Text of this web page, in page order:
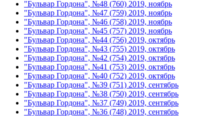
"Бульвар Гордона", №48 (760) 2019, ноябрь
"Бульвар Гордона", №47 (759) 2019, ноябрь
"Бульвар Гордона", №46 (758) 2019, ноябрь
"Бульвар Гордона", №45 (757) 2019, ноябрь
"Бульвар Гордона", №44 (756) 2019, октябрь
"Бульвар Гордона", №43 (755) 2019, октябрь
"Бульвар Гордона", №42 (754) 2019, октябрь
"Бульвар Гордона", №41 (753) 2019, октябрь
"Бульвар Гордона", №40 (752) 2019, октябрь
"Бульвар Гордона", №39 (751) 2019, сентябрь
"Бульвар Гордона", №38 (750) 2019, сентябрь
"Бульвар Гордона", №37 (749) 2019, сентябрь
"Бульвар Гордона", №36 (748) 2019, сентябрь